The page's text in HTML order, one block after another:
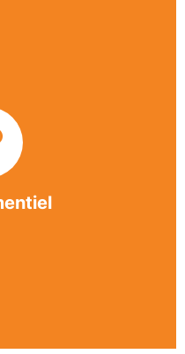
innovantes et
des manifestations,
et assemblées